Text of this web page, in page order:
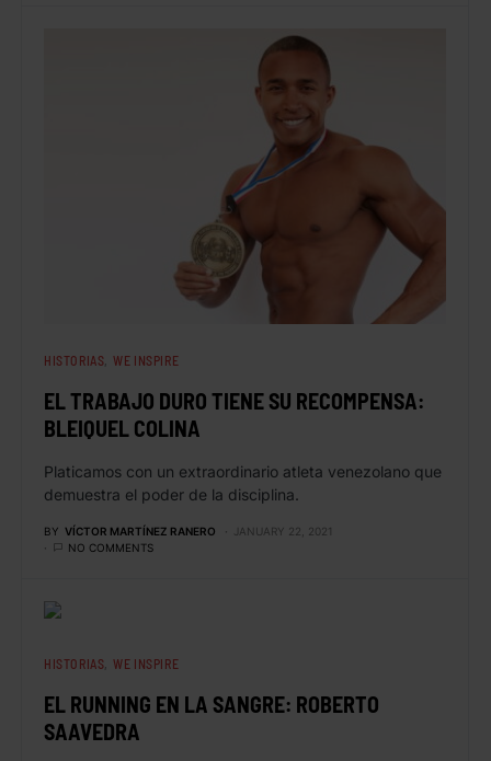
HISTORIAS WE INSPIRE
EL TRABAJO DURO TIENE SU RECOMPENSA:
BLEIQUEL COLINA
Platicamos con un extraordinario atleta venezolano que
demuestra el poder de la disciplina.
BY VÍCTOR MARTÍNEZ RANERO
JANUARY 22, 2021
NO COMMENTS
HISTORIAS WE INSPIRE
EL RUNNING EN LA SANGRE: ROBERTO
SAAVEDRA